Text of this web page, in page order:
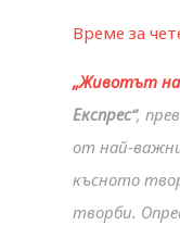
Време за
„Животът на
Експрес“,
от най-
късното
творби.